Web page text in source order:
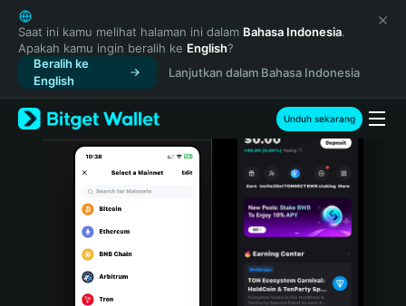
English
日本語
Tiếng Việt
Русский
Español (Latinoamérica)
Türkçe
Italiano
Português (Portugal)
Bahasa Indonesia
Saat ini kamu melihat halaman ini dalam Bahasa Indonesia.
Apakah kamu ingin beralih ke English?
Beralih ke
English
Lanjutkan dalam Bahasa Indonesia
Unduh sekarang